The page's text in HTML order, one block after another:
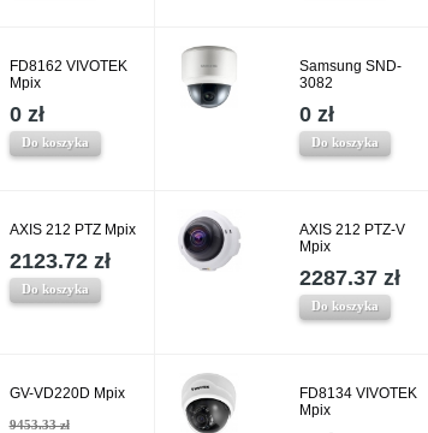
FD8162 VIVOTEK
Mpix
0 zł
Do koszyka
Samsung SND-
3082
0 zł
Do koszyka
AXIS 212 PTZ Mpix
2123.72 zł
Do koszyka
AXIS 212 PTZ-V
Mpix
2287.37 zł
Do koszyka
GV-VD220D Mpix
9453.33 zł
FD8134 VIVOTEK
Mpix